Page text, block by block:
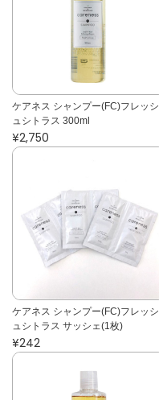
ケアネス シャンプー(FC)フレッシ
ュシトラス 300ml
¥2,750
ケアネス シャンプー(FC)フレッシ
ュシトラス サッシェ(1枚)
¥242